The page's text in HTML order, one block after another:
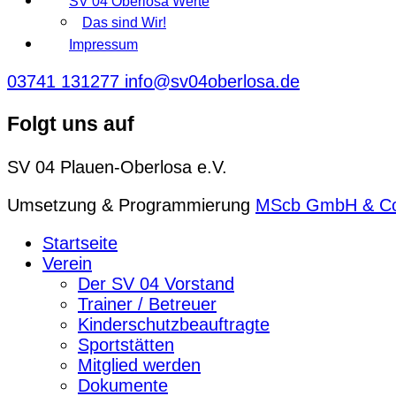
Das sind Wir!
Impressum
03741 131277 info@sv04oberlosa.de
Folgt uns auf
SV 04 Plauen-Oberlosa e.V.
Umsetzung & Programmierung MScb GmbH &
Startseite
Verein
Der SV 04 Vorstand
Trainer / Betreuer
Kinderschutzbeauftragte
Sportstätten
Mitglied werden
Dokumente